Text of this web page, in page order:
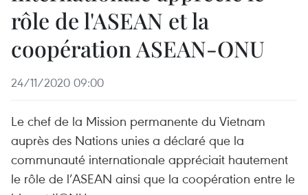
rôle de l'ASEAN et la
coopération ASEAN-ONU
24/11/2020 09:00
Le chef de la Mission permanente du Vietnam
auprès des Nations unies a déclaré que la
communauté internationale appréciait hautement
le rôle de l’ASEAN ainsi que la coopération entre le